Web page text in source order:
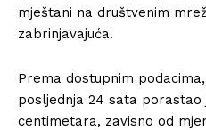
mještani na društvenim
zabrinjavajuća.
Prema dostupnim
posljednja 24 sata porastao
centimetara, zavisno od